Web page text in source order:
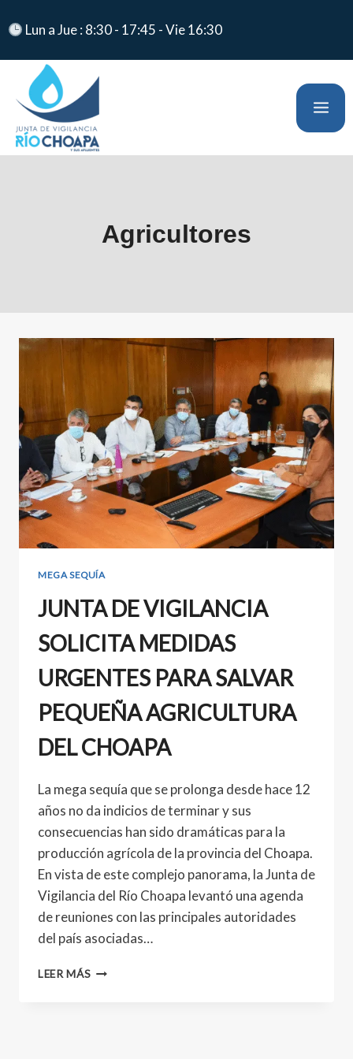
Lun a Jue : 8:30 - 17:45 - Vie 16:30
Agricultores
MEGA SEQUÍA
JUNTA DE VIGILANCIA
SOLICITA MEDIDAS
URGENTES PARA SALVAR
PEQUEÑA AGRICULTURA
DEL CHOAPA
La mega sequía que se prolonga desde hace 12
años no da indicios de terminar y sus
consecuencias han sido dramáticas para la
producción agrícola de la provincia del Choapa.
En vista de este complejo panorama, la Junta de
Vigilancia del Río Choapa levantó una agenda
de reuniones con las principales autoridades
del país asociadas…
LEER MÁS